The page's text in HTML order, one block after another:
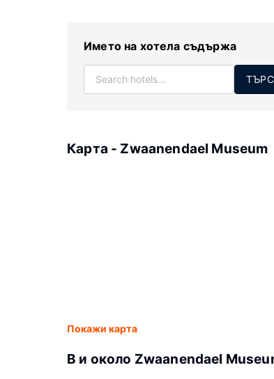
Името на хотела съдържа
Карта - Zwaanendael Museum
Покажи карта
В и около Zwaanendael